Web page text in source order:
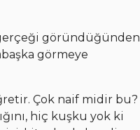
gerçeği göründüğünden
görmeye
Çok naif midir bu?
hiç kuşku yok ki